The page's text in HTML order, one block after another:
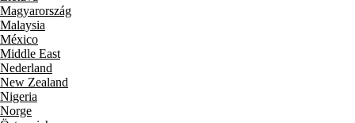
Magyarország
Malaysia
México
Middle East
Nederland
New Zealand
Nigeria
Norge